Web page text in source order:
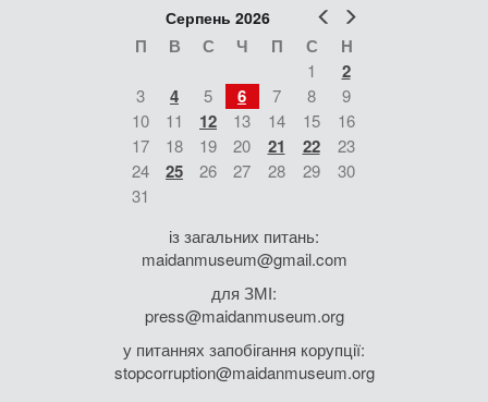
Попер
Серпень 2026
П В С Ч П С Н
1 2
3 4 5 6 7 8
9
10
11 12 13 14 15
16
17
18 19 20 21 22
23
24
25 26 27 28 29
30
31
із загальних питань:
maidanmuseum@gmail.com
для ЗМІ:
press@maidanmuseum.org
у питаннях запобігання корупції:
stopcorruption@maidanmuseum.org